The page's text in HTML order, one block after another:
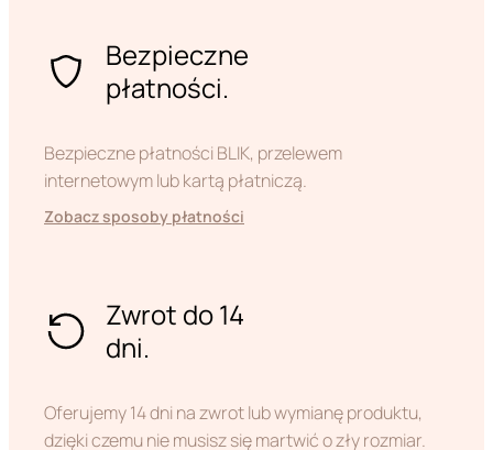
Bezpieczne
płatności.
Bezpieczne płatności BLIK, przelewem
internetowym lub kartą płatniczą.
Zobacz sposoby płatności
Zwrot do 14
dni.
Oferujemy 14 dni na zwrot lub wymianę produktu,
dzięki czemu nie musisz się martwić o zły rozmiar.